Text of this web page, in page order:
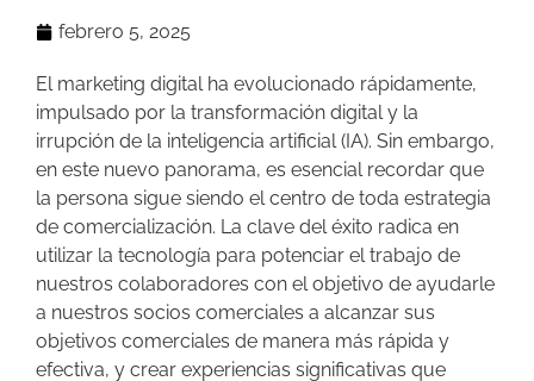
febrero 5, 2025
El marketing digital ha evolucionado rápidamente,
impulsado por la transformación digital y la
irrupción de la inteligencia artificial (IA). Sin embargo,
en este nuevo panorama, es esencial recordar que
la persona sigue siendo el centro de toda estrategia
de comercialización. La clave del éxito radica en
utilizar la tecnología para potenciar el trabajo de
nuestros colaboradores con el objetivo de ayudarle
a nuestros socios comerciales a alcanzar sus
objetivos comerciales de manera más rápida y
efectiva, y crear experiencias significativas que